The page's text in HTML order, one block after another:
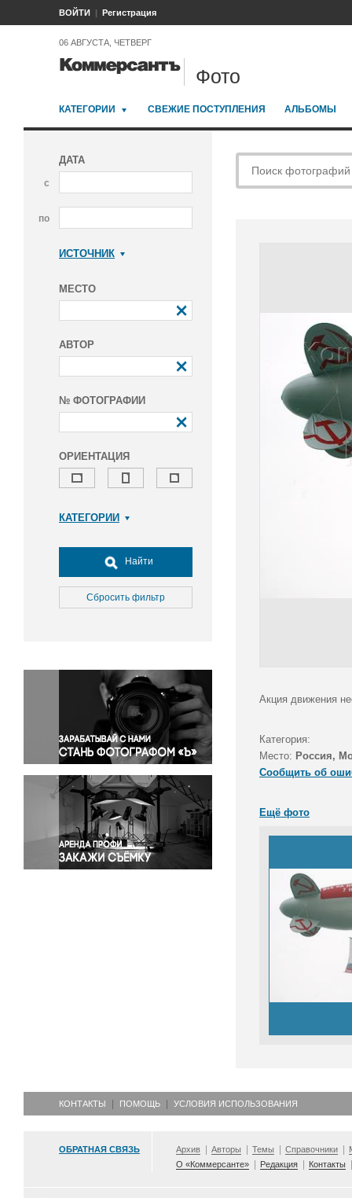
ВОЙТИ Регистрация
06 АВГУСТА, ЧЕТВЕРГ
Фото
КАТЕГОРИИ СВЕЖИЕ ПОСТУПЛЕНИЯ АЛЬБОМЫ
ДАТА
с
по
ИСТОЧНИК
МЕСТО
АВТОР
№ ФОТОГРАФИИ
ОРИЕНТАЦИЯ
КАТЕГОРИИ
Досуг, туризм и отдых
Культура
Медицина
Окружающая среда
Политика
Правосудие
Происшествия и конфликты
Религия
Светская жизнь
Спорт
Экология
Экономика и бизнес
Найти
Сбросить фильтр
Акция движения
Категория:
Место: Россия,
Сообщить об
Ещё фото
КОНТАКТЫ ПОМОЩЬ УСЛОВИЯ ИСПОЛЬЗОВАНИЯ
ОБРАТНАЯ СВЯЗЬ Архив Авторы Темы Справочники
О «Коммерсанте»
Редакция Контакты